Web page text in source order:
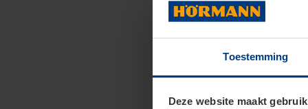
Toestemming
Deze website maakt